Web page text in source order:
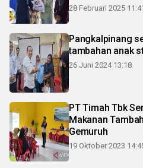
28 Februari 2025
Pangkalpinang
tambahan anak
26 Juni 2024 13:18
PT Timah Tbk
Makanan
Gemuruh
19 Oktober 2023